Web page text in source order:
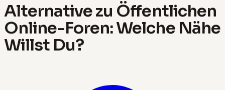
Alternative zu Öffentlichen
Online-Foren: Welche Nähe
Willst Du?